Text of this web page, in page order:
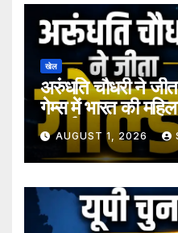
खेल
अरुंधति चौधरी ने
गेम्स में भारत की
प्रदर्शन
AUGUST 1, 2026